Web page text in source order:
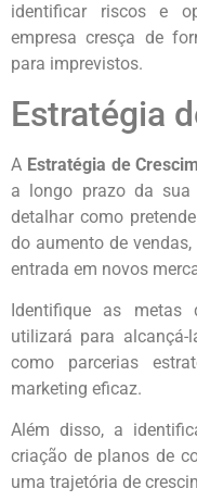
identificar riscos e
empresa cresça de
para imprevistos.
Estratégia
A Estratégia de
a longo prazo da sua
detalhar como
do aumento de
entrada em novos
Identifique as metas
utilizará para alcançá-
como parcerias
marketing eficaz.
Além disso, a
criação de planos de
uma trajetória de